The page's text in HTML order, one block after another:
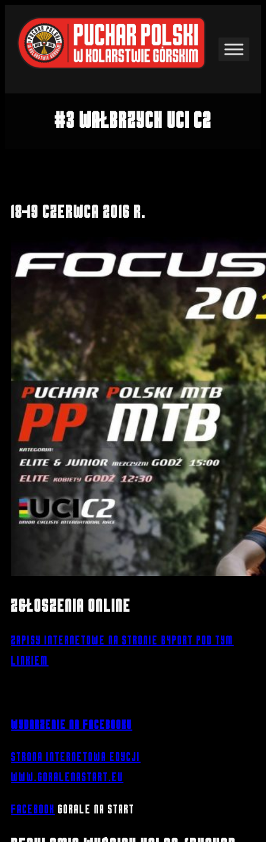
treści
#3 Wałbrzych UCI C2
18-19 czerwca 2016 r.
Zgłoszenia online
Zapisy internetowe na stronie B4port pod tym
linkiem
Wydarzenie na Facebooku
Strona internetowa edycji
www.goralenastart.eu
Facebook Górale na Start